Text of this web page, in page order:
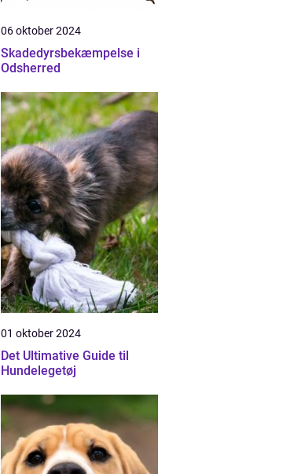
06 oktober 2024
Skadedyrsbekæmpelse i
Odsherred
01 oktober 2024
Det Ultimative Guide til
Hundelegetøj